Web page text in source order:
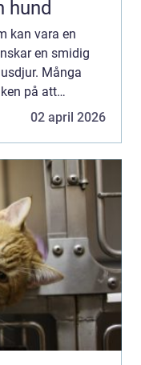
hund
kan vara en
en smidig
Många
på att
02 april 2026